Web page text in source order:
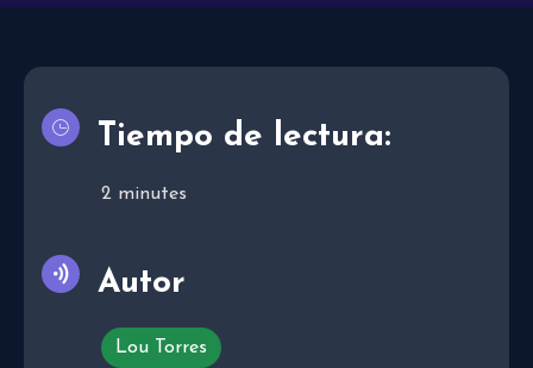
Tiempo de lectura:
2 minutes
Autor
Lou Torres